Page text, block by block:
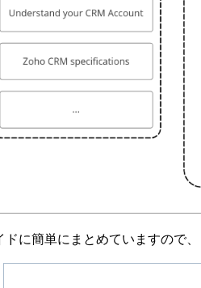
に簡単にまとめていますので、